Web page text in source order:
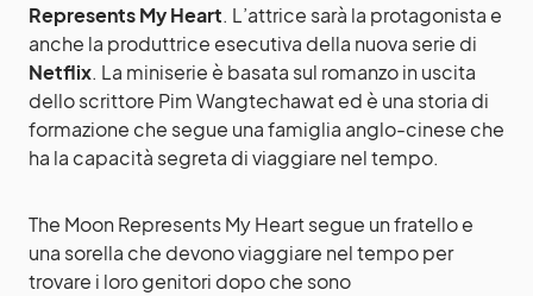
Represents My Heart. L’attrice sarà la protagonista e
anche la produttrice esecutiva della nuova serie di
Netflix. La miniserie è basata sul romanzo in uscita
dello scrittore Pim Wangtechawat ed è una storia di
formazione che segue una famiglia anglo-cinese che
ha la capacità segreta di viaggiare nel tempo.
The Moon Represents My Heart segue un fratello e
una sorella che devono viaggiare nel tempo per
trovare i loro genitori dopo che sono